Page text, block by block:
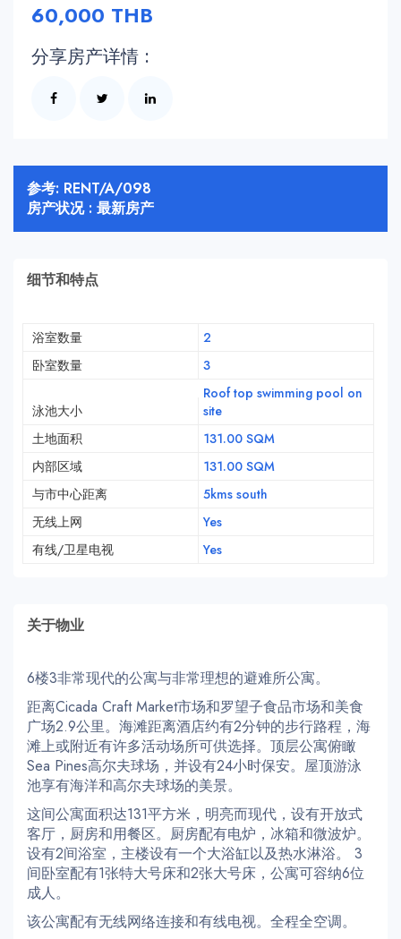
60,000 THB
分享房产详情 :
参考: RENT/A/098
房产状况 : 最新房产
细节和特点
浴室数量
2
卧室数量
3
泳池大小
Roof top swimming pool on
site
土地面积
131.00 SQM
内部区域
131.00 SQM
与市中心距离
5kms south
无线上网
Yes
有线/卫星电视
Yes
关于物业
6楼3非常现代的公寓与非常理想的避难所公寓。
距离Cicada Craft Market市场和罗望子食品市场和美食
广场2.9公里。海滩距离酒店约有2分钟的步行路程，海
滩上或附近有许多活动场所可供选择。顶层公寓俯瞰
Sea Pines高尔夫球场，并设有24小时保安。屋顶游泳
池享有海洋和高尔夫球场的美景。
这间公寓面积达131平方米，明亮而现代，设有开放式
客厅，厨房和用餐区。厨房配有电炉，冰箱和微波炉。
设有2间浴室，主楼设有一个大浴缸以及热水淋浴。 3
间卧室配有1张特大号床和2张大号床，公寓可容纳6位
成人。
该公寓配有无线网络连接和有线电视。全程全空调。